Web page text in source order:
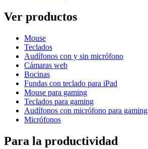
Ver productos
Mouse
Teclados
Audífonos con y sin micrófono
Cámaras web
Bocinas
Fundas con teclado para iPad
Mouse para gaming
Teclados para gaming
Audífonos con micrófono para gaming
Micrófonos
Para la productividad